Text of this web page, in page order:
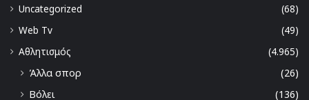
Uncategorized
(68)
Web Tv
(49)
Αθλητισμός
(4.965)
Άλλα σπορ
(26)
Βόλει
(136)